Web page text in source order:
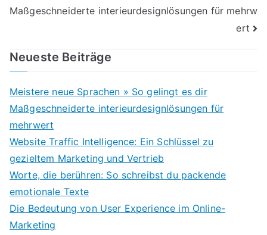
Maßgeschneiderte interieurdesignlösungen für mehrw
ert
Neueste Beiträge
Meistere neue Sprachen » So gelingt es dir
Maßgeschneiderte interieurdesignlösungen für
mehrwert
Website Traffic Intelligence: Ein Schlüssel zu
gezieltem Marketing und Vertrieb
Worte, die berühren: So schreibst du packende
emotionale Texte
Die Bedeutung von User Experience im Online-
Marketing